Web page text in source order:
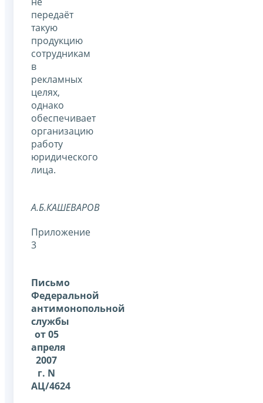
передаёт
такую
продукцию
сотрудникам
в
рекламных
целях,
однако
обеспечивает
организацию
работу
юридического
лица.
А.Б.КАШЕВАРОВ
Приложение
3
Письмо
Федеральной
антимонопольной
службы
от 05
апреля
2007
г. N
АЦ/4624